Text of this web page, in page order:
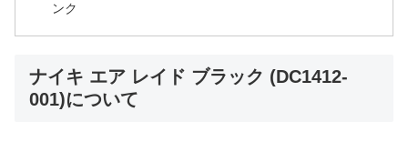
ンク
ナイキ エア レイド ブラック (DC1412-
001)について